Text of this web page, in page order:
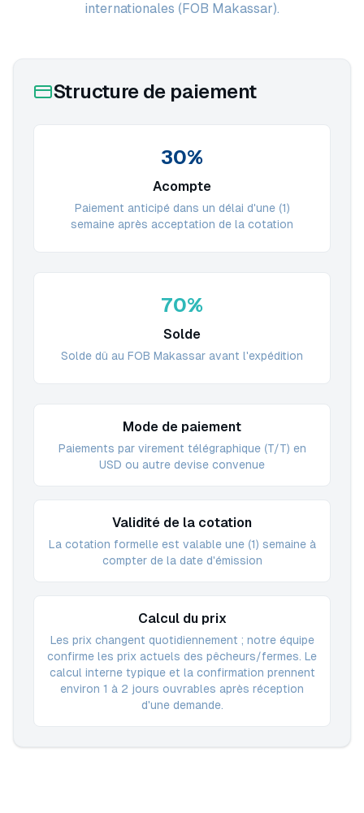
internationales (FOB Makassar).
Structure de paiement
30%
Acompte
Paiement anticipé dans un délai d'une (1)
semaine après acceptation de la cotation
70%
Solde
Solde dû au FOB Makassar avant l'expédition
Mode de paiement
Paiements par virement télégraphique (T/T) en
USD ou autre devise convenue
Validité de la cotation
La cotation formelle est valable une (1) semaine à
compter de la date d'émission
Calcul du prix
Les prix changent quotidiennement ; notre équipe
confirme les prix actuels des pêcheurs/fermes. Le
calcul interne typique et la confirmation prennent
environ 1 à 2 jours ouvrables après réception
d'une demande.